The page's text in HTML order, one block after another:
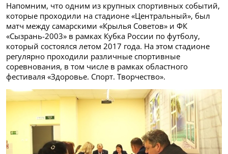
Напомним, что одним из крупных спортивных событий,
которые проходили на стадионе «Центральный», был
матч между самарскими «Крылья Советов» и ФК
«Сызрань-2003» в рамках Кубка России по футболу,
который состоялся летом 2017 года. На этом стадионе
регулярно проходили различные спортивные
соревнования, в том числе в рамках областного
фестиваля «Здоровье. Спорт. Творчество».